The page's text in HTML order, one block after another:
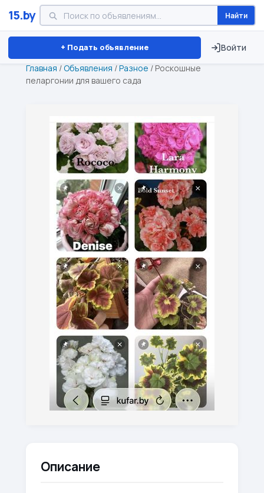
15.by Найти
+ Подать объявление Войти
Минск Витебск Брест ⏱ ТОЛЬКО 15 ДНЕЙ
Главная /Объявления /Разное / Роскошные
пеларгонии для вашего сада
Описание